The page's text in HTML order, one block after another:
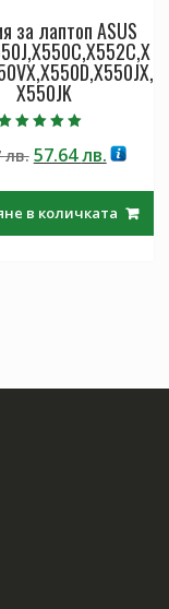
за лаптоп ASUS
X550JK
5.00
от 5
лв. Original
97.97 лв..
57.64лв.
57.64
в количката